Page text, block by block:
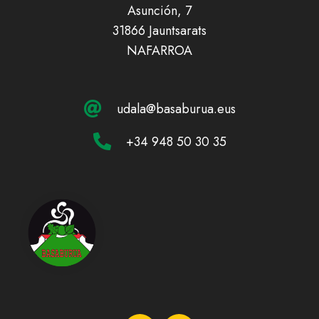
Asunción, 7
31866 Jauntsarats
NAFARROA
udala@basaburua.eus
+34 948 50 30 35